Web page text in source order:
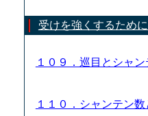
受けを強くするため
１０９．巡目とシャ
１１０．シャンテン